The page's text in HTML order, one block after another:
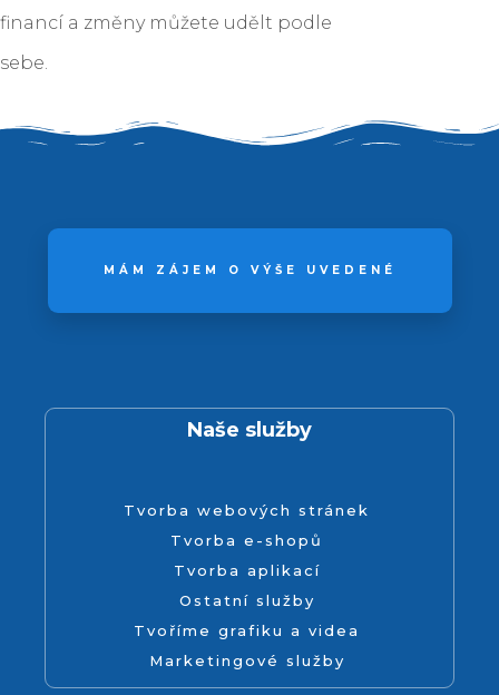
financí a změny můžete udělt podle
sebe.
MÁM ZÁJEM O VÝŠE UVEDENÉ
Naše služby
Tvorba webových stránek
Tvorba e-shopů
Tvorba aplikací
Ostatní služby
Tvoříme grafiku a videa
Marketingové služby